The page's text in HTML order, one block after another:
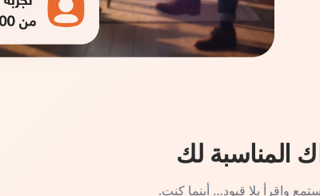
المناسبة لك
واقرأ بلا قيود… أينما كنت.